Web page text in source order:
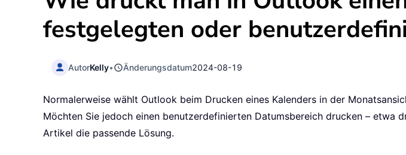
festgelegten oder
AutorKelly• Änderungsdatum2024-08-19
Normalerweise wählt Outlook beim Drucken eines Kalenders in der
Möchten Sie jedoch einen benutzerdefinierten Datumsbereich drucken – etwa
Artikel die passende Lösung.